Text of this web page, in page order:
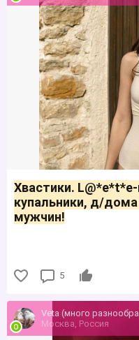
Хвастики.
купальники, д/
мужчин!
5
Veta (много
Москва, Россия